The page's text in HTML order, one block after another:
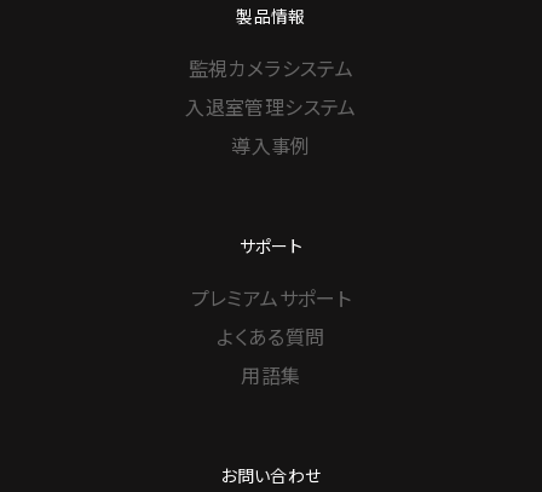
製品情報
監視カメラシステム
入退室管理システム
導入事例
サポート
プレミアムサポート
よくある質問
用語集
お問い合わせ